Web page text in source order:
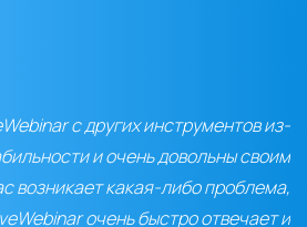
с других инструментов из-
и очень довольны своим
возникает какая-либо проблема,
очень быстро отвечает и